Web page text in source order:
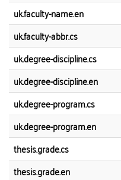
uk.faculty-name.en
uk.faculty-abbr.cs
uk.degree-discipline.cs
uk.degree-discipline.en
uk.degree-program.cs
uk.degree-program.en
thesis.grade.cs
thesis.grade.en